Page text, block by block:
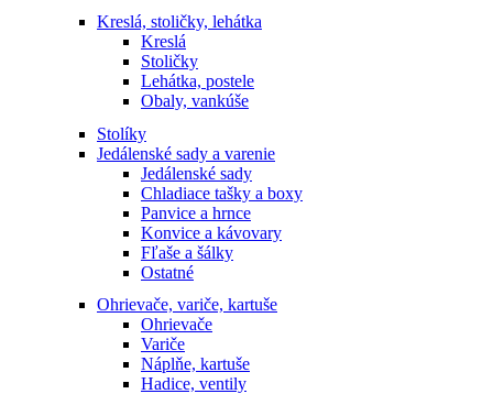
Kreslá, stoličky, lehátka
Kreslá
Stoličky
Lehátka, postele
Obaly, vankúše
Stolíky
Jedálenské sady a varenie
Jedálenské sady
Chladiace tašky a boxy
Panvice a hrnce
Konvice a kávovary
Fľaše a šálky
Ostatné
Ohrievače, variče, kartuše
Ohrievače
Variče
Náplňe, kartuše
Hadice, ventily